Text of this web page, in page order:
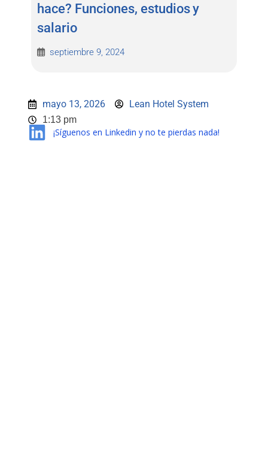
hace? Funciones, estudios y
salario
septiembre 9, 2024
mayo 13, 2026 Lean Hotel System
1:13 pm
¡Síguenos en Linkedin y no te pierdas nada!